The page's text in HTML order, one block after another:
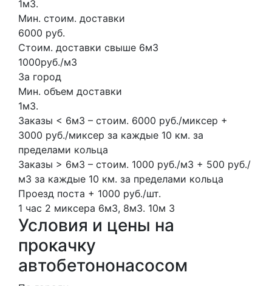
1м3.
Мин. стоим. доставки
6000 руб.
Стоим. доставки свыше 6м3
1000руб./м3
За город
Мин. объем доставки
1м3.
Заказы < 6м3 – стоим. 6000 руб./миксер +
3000 руб./миксер за каждые 10 км. за
пределами кольца
Заказы > 6м3 – стоим. 1000 руб./м3 + 500 руб./
м3 за каждые 10 км. за пределами кольца
Проезд поста + 1000 руб./шт.
1 час 2 миксера 6м3, 8м3. 10м 3
Условия и цены на
прокачку
автобетононасосом